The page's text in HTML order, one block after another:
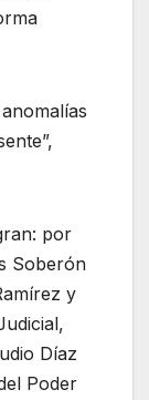
por
Soberón
y
Díaz
Poder